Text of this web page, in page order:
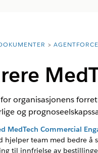
organisasjonens
og
MedTech Commercial
hjelper team med bedre
til innfrielse av